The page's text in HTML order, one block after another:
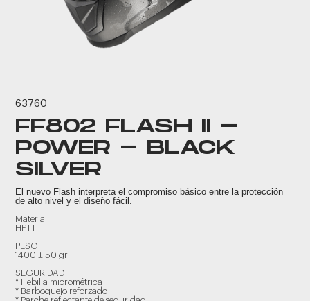
63760
FF802 FLASH II -
POWER - BLACK
SILVER
El nuevo Flash interpreta el compromiso básico entre la protección
de alto nivel y el diseño fácil.
Material
HPTT
PESO
1400 ± 50 gr
SEGURIDAD
* Hebilla micrométrica
* Barboquejo reforzado